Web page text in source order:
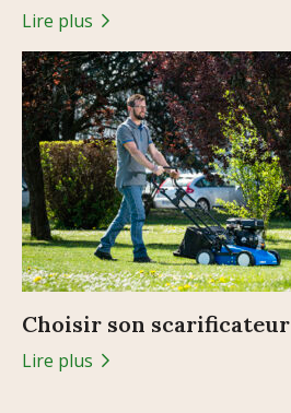
Lire plus
Choisir son scarificateur
Lire plus